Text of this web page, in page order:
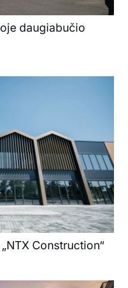
daugiabučio
Construction“